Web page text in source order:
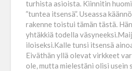
turhista asioista. Kiinnitin
”tuntea itsensä”. Useassa
rakenne toistui tämän tästä.
yhtäkkiä todella
iloiseksi.Kalle tunsi itsensä
Eiväthän yllä olevat virkkeet
ole, mutta mielestäni olisi usein